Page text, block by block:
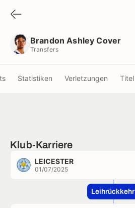
Brandon Ashley Cover
Transfers
Statistiken Verletzungen Titel
Klub-Karriere
LEICESTER
01/07/2025
Leihrückkehr